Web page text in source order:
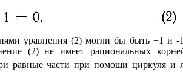
уравнения (2) могли бы быть +1 и
(2) не имеет рациональных
равные части при помощи циркуля и